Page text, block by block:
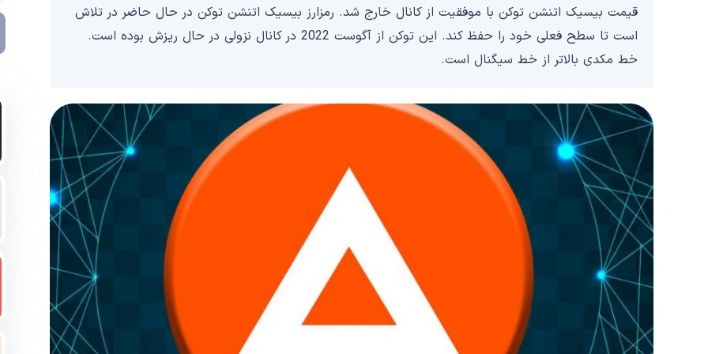
قیمت بیسیک اتنشن توکن با موفقیت از کانال خارج شد. رمزارز بیسیک اتنشن توکن در حال حاضر در تلاش
است تا سطح فعلی خود را حفظ کند. این توکن از آگوست 2022 در کانال نزولی در حال ریزش بوده است.
خط مکدی بالاتر از خط سیگنال است.